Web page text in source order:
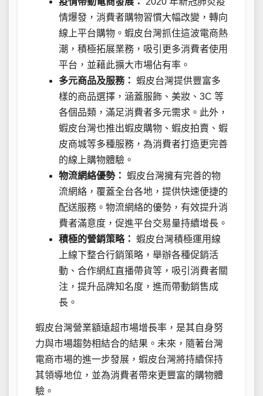
情爆發，消費者購物習慣大幅改變，轉向
線上平台購物。蝦皮台灣抓住這波電商熱
潮，積極拓展業務，吸引更多消費者使用
平台，並藉此擴大市場佔有率。
多元商品及服務： 蝦皮台灣提供豐富多
樣的商品選擇，涵蓋服飾、美妝、3C 等
各個品類，滿足消費者多元需求。此外，
蝦皮台灣也推出蝦皮購物、蝦皮拍賣、蝦
皮商城等多種服務，為消費者打造更完善
的線上購物體驗。
物流網絡優勢： 蝦皮台灣擁有完善的物
流網絡，覆蓋全台各地，提供快速便捷的
配送服務。物流網絡的優勢，有效提升消
費者滿意度，促進平台交易量持續增長。
積極的營銷策略： 蝦皮台灣積極運用線
上線下整合行銷策略，舉辦各種促銷活
動、合作網紅直播帶貨等，吸引消費者關
注，提升品牌知名度，進而帶動銷售成
長。
蝦皮台灣營業額遠超市場增長率，是其自身努
力與市場趨勢相結合的結果。未來，隨著台灣
電商市場的進一步發展，蝦皮台灣將持續保持
其領導地位，並為消費者帶來更豐富的購物體
驗。